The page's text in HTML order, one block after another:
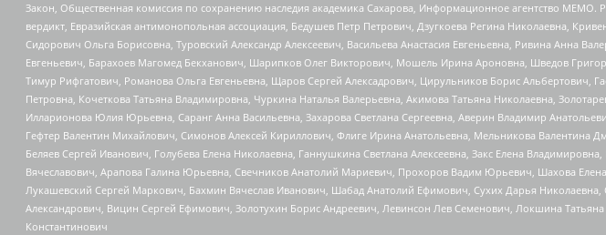
Закон, Общественная комиссия по сохранению наследия академика Сахарова, Информационное агентство
вердикт, Евразийская антимонопольная ассоциация, Бедушев Петр Петрович, Дзугкоева Регина Николаевна,
Сидорович Ольга Борисовна, Туровский Александр Алексеевич, Васильева Анастасия Евгеньевна, Ривина Анна
Евгеньевич, Барахоев Магомед Бекханович, Шарипков Олег Викторович, Мошель Ирина Ароновна, Шведов
Тимур Рифгатович, Романова Ольга Евгеньевна, Щаров Сергей Алексадрович, Цирульников Борис
Петровна, Кочеткова Татьяна Владимировна, Чуркина Наталья Валерьевна, Акимова Татьяна Николаевна,
Илларионова Юлия Юрьевна, Саранг Анна Васильевна, Захарова Светлана Сергеевна, Аверин Владимир
Гефтер Валентин Михайлович, Симонов Алексей Кириллович, Флиге Ирина Анатольевна, Мельникова Валентина
Беляев Сергей Иванович, Голубева Елена Николаевна, Ганнушкина Светлана Алексеевна, Закс Елена
Вячеславович, Арапова Галина Юрьевна, Свечников Анатолий Мариевич, Прохоров Вадим Юрьевич, Шахова
Лукашевский Сергей Маркович, Бахмин Вячеслав Иванович, Шабад Анатолий Ефимович, Сухих Дарья
Александрович, Вицин Сергей Ефимович, Золотухин Борис Андреевич, Левинсон Лев Семенович, Локшина
Константинович